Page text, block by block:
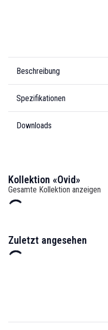
Beschreibung
Spezifikationen
Downloads
Kollektion «Ovid»
Gesamte Kollektion anzeigen
Zuletzt angesehen